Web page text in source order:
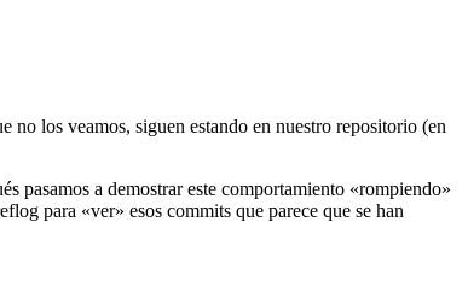
no los veamos, siguen estando en nuestro repositorio (en
pasamos a demostrar este comportamiento «rompiendo»
para «ver» esos commits que parece que se han